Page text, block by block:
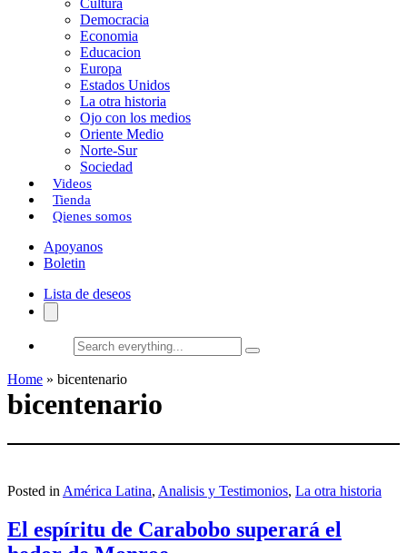
Cultura
Democracia
Economia
Educacion
Europa
Estados Unidos
La otra historia
Ojo con los medios
Oriente Medio
Norte-Sur
Sociedad
Videos
Tienda
Qienes somos
Apoyanos
Boletin
Lista de deseos
Search
everything...
Home » bicentenario
bicentenario
Posted in América Latina, Analisis y Testimonios, La otra historia
El espíritu de Carabobo superará el